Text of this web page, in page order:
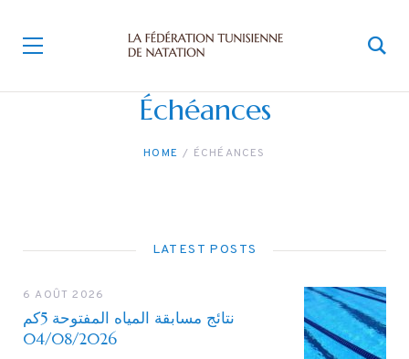
Échéances
HOME ÉCHÉANCES
LATEST POSTS
6 AOÛT 2026
نتائج مسابقة المياه المفتوحة 5كم
04/08/2026